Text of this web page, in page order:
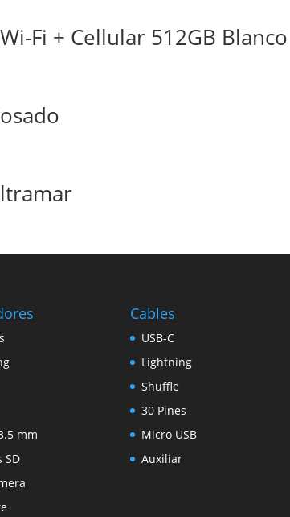
Fi + Cellular 512GB
mm
SD
Cables
USB-C
Lightning
Shuffle
30 Pines
Micro USB
Auxiliar